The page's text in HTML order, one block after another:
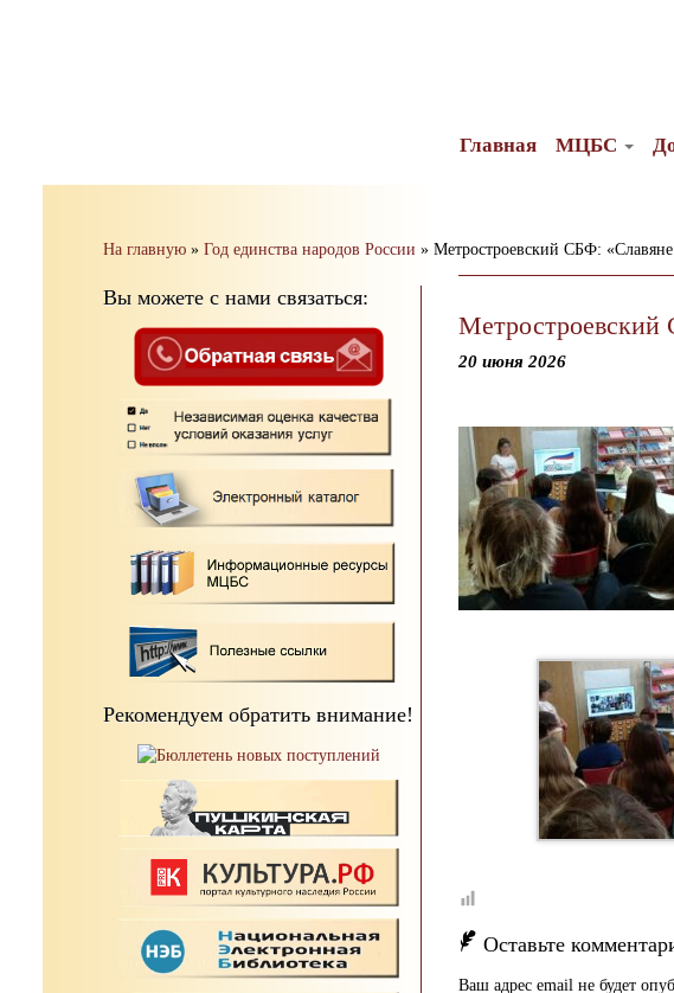
Главная МЦБС
На главную » Год единства народов России » Метростроевский СБФ:
Вы можете с нами связаться:
Рекомендуем обратить внимание!
20 июня 2026
Оставьте
Ваш адрес email не будет